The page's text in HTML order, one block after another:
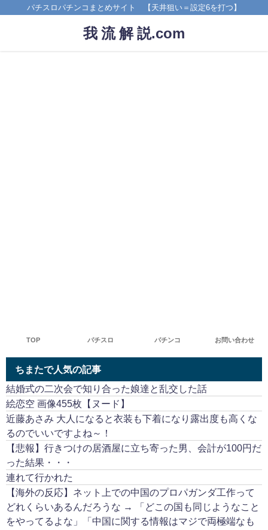
パチスロパチンコまとめサイト 【天井狙い＝設定6を打つ】
我 流 解 説.com
TOP パチスロ パチンコ お問い合わせ
ちまたで人気の記事
結婚式の二次会で知り合った娘達と乱交した話
絵恋空 画像455枚【ヌード】
近藤あさみ 大人になると衣装も下着になり露出度も高くな
るのでいいですよね～！
【悲報】行きつけの居酒屋に立ち寄った男、会計が100円だ
った結果・・・
連れて行かれた
【海外の反応】ネット上での中国のプロパガンダ工作って
どれくらいあるんだろうな → 「どこの国も同じようなこと
をやってるよな」「中国に関する情報はマジで両極端なも